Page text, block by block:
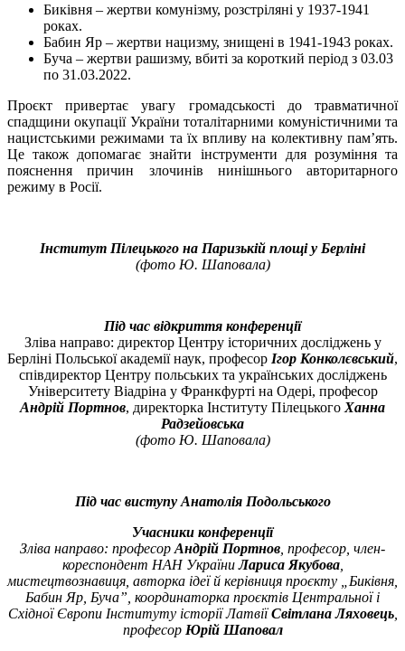
Биківня – жертви комунізму, розстріляні у 1937-1941
роках.
Бабин Яр – жертви нацизму, знищені в 1941-1943 роках.
Буча – жертви рашизму, вбиті за короткий період з 03.03
по 31.03.2022.
Проєкт привертає увагу громадськості до травматичної
спадщини окупації України тоталітарними комуністичними та
нацистськими режимами та їх впливу на колективну пам’ять.
Це також допомагає знайти інструменти для розуміння та
пояснення причин злочинів нинішнього авторитарного
режиму в Росії.
Інститут Пілецького на Паризькій площі у Берліні
(фото Ю. Шаповала)
Під час відкриття конференції
Зліва направо: директор Центру історичних досліджень у
Берліні Польської академії наук, професор Ігор Конколєвський,
співдиректор Центру польських та українських досліджень
Університету Віадріна у Франкфурті на Одері, професор
Андрій Портнов, директорка Інституту Пілецького Ханна
Радзейовська
(фото Ю. Шаповала)
Під час виступу Анатолія Подольського
Учасники конференції
Зліва направо: професор Андрій Портнов , професор, член-
кореспондент НАН УкраїниЛариса Якубова,
мистецтвознавиця, авторка ідеї й керівниця проєкту „Биківня,
Бабин Яр, Буча”, координаторка проєктів Центральної і
Східної Європи Інституту історії ЛатвіїСвітлана Ляховець,
професор Юрій Шаповал